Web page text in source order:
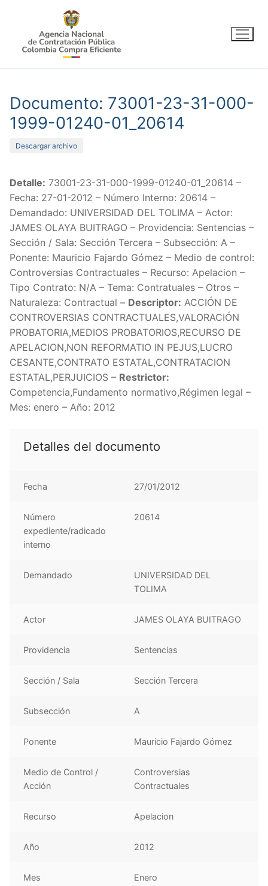
contenido
Documento: 73001-23-31-000-
1999-01240-01_20614
Descargar archivo
Detalle: 73001-23-31-000-1999-01240-01_20614 –
Fecha: 27-01-2012 – Número Interno: 20614 –
Demandado: UNIVERSIDAD DEL TOLIMA – Actor:
JAMES OLAYA BUITRAGO – Providencia: Sentencias –
Sección / Sala: Sección Tercera – Subsección: A –
Ponente: Mauricio Fajardo Gómez – Medio de control:
Controversias Contractuales – Recurso: Apelacion –
Tipo Contrato: N/A – Tema: Contratuales – Otros –
Naturaleza: Contractual – Descriptor: ACCIÓN DE
CONTROVERSIAS CONTRACTUALES,VALORACIÓN
PROBATORIA,MEDIOS PROBATORIOS,RECURSO DE
APELACION,NON REFORMATIO IN PEJUS,LUCRO
CESANTE,CONTRATO ESTATAL,CONTRATACION
ESTATAL,PERJUICIOS – Restrictor:
Competencia,Fundamento normativo,Régimen legal –
Mes: enero – Año: 2012
Detalles del documento
Fecha 27/01/2012
Número
expediente/radicado
interno
20614
Demandado
UNIVERSIDAD DEL
TOLIMA
Actor JAMES OLAYA BUITRAGO
Providencia Sentencias
Sección / Sala Sección Tercera
Subsección A
Ponente Mauricio Fajardo Gómez
Medio de Control /
Acción
Controversias
Contractuales
Recurso Apelacion
Año 2012
Mes Enero